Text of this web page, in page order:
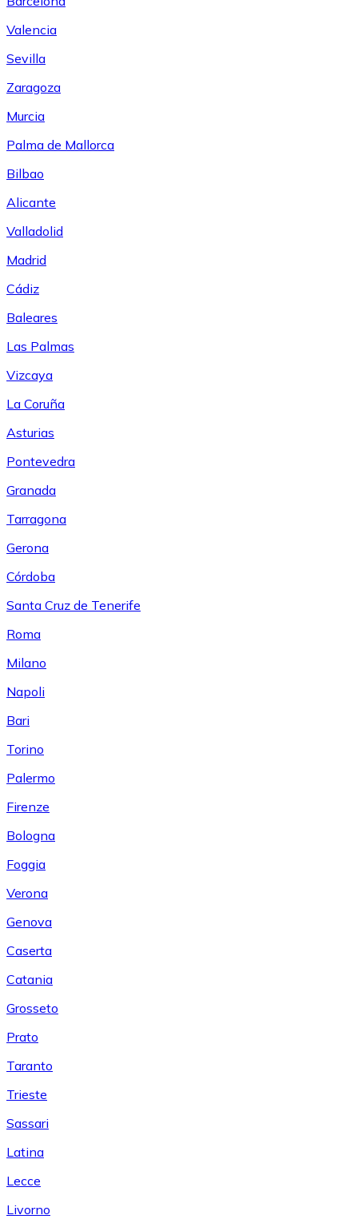
Valencia
Sevilla
Zaragoza
Murcia
Palma de Mallorca
Bilbao
Alicante
Valladolid
Madrid
Cádiz
Baleares
Las Palmas
Vizcaya
La Coruña
Asturias
Pontevedra
Granada
Tarragona
Gerona
Córdoba
Santa Cruz de Tenerife
Roma
Milano
Napoli
Bari
Torino
Palermo
Firenze
Bologna
Foggia
Verona
Genova
Caserta
Catania
Grosseto
Prato
Taranto
Trieste
Sassari
Latina
Lecce
Livorno